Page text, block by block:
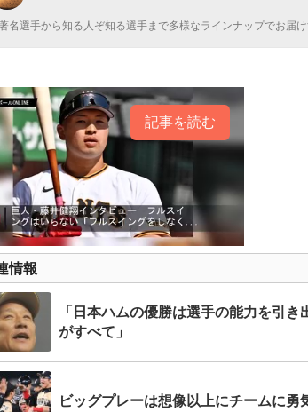
名選手から知る人ぞ知る選手まで多様なラインナップでお届
記事を読む
情報
「日本ハムの優勝は選手の能力を引
がすべて」
ビッグプレーは想像以上にチームに勇